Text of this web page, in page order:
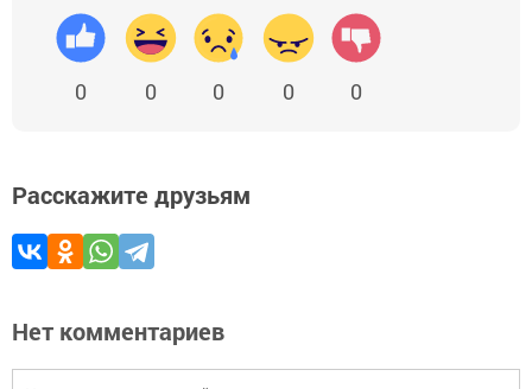
0 0 0 0 0
Расскажите друзьям
Нет комментариев